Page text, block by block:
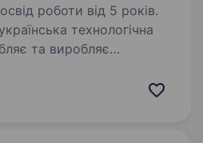
роботи від 5 років.
та виробляє
виробництво,